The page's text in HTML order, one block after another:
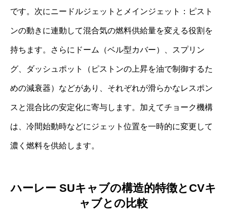
です。次にニードルジェットとメインジェット：ピスト
ンの動きに連動して混合気の燃料供給量を変える役割を
持ちます。さらにドーム（ベル型カバー）、スプリン
グ、ダッシュポット（ピストンの上昇を油で制御するた
めの減衰器）などがあり、それぞれが滑らかなレスポン
スと混合比の安定化に寄与します。加えてチョーク機構
は、冷間始動時などにジェット位置を一時的に変更して
濃く燃料を供給します。
ハーレー SUキャブの構造的特徴とCVキ
ャブとの比較